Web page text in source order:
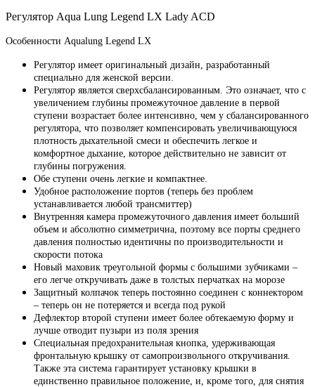
Регулятор Aqua Lung Legend LX Lady ACD
Особенности Aqualung Legend LX
Регулятор имеет оригинальный дизайн, разработанный
специально для женской версии.
Регулятор является сверхсбалансированным. Это означает, что с
увеличением глубины промежуточное давление в первой
ступени возрастает более интенсивно, чем у сбалансированного
регулятора, что позволяет компенсировать увеличивающуюся
плотность дыхательной смеси и обеспечить легкое и
комфортное дыхание, которое действительно не зависит от
глубины погружения.
Обе ступени очень легкие и компактнее.
Удобное расположение портов (теперь без проблем
устанавливается любой трансмиттер)
Внутренняя камера промежуточного давления имеет больший
объем и абсолютно симметрична, поэтому все порты среднего
давления полностью идентичны по производительности и
скорости потока
Новый маховик треугольной формы с большими зубчиками –
его легче откручивать даже в толстых перчатках на морозе
Защитный колпачок теперь постоянно соединен с коннектором
– теперь он не потеряется и всегда под рукой
Дефлектор второй ступени имеет более обтекаемую форму и
лучше отводит пузыри из поля зрения
Специальная предохранительная кнопка, удерживающая
фронтальную крышку от самопроизвольного откручивания.
Также эта система гарантирует установку крышки в
единственно правильное положение, и, кроме того, для снятия